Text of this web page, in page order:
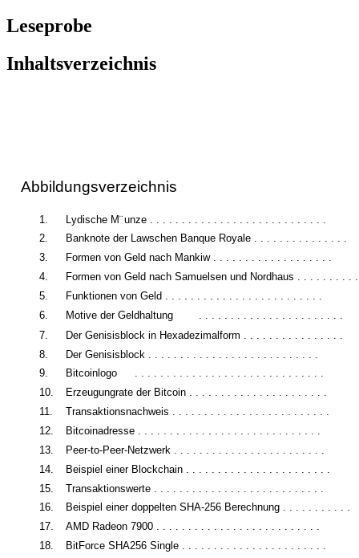
Leseprobe
Inhaltsverzeichnis
Abbildungsverzeichnis
1. Lydische M¨unze . . . . . . . . . . . . . . . . . . . . . . . . . . . .
2.
Banknote der Lawschen Banque Royale . . . . . . . . . . . . . . .
3.
Formen von Geld nach Mankiw . . . . . . . . . . . . . . . . . . .
4.
Formen von Geld nach Samuelsen und Nordhaus . . . . . . . . . .
5.
Funktionen von Geld . . . . . . . . . . . . . . . . . . . . . . . . .
6.
Motive der Geldhaltung
. . . . . . . . . . . . . . . . . . . . . . .
7.
Der Genisisblock in Hexadezimalform . . . . . . . . . . . . . . . .
8.
Der Genisisblock . . . . . . . . . . . . . . . . . . . . . . . . . . .
9.
Bitcoinlogo
10.
Erzeugungrate der Bitcoin . . . . . . . . . . . . . . . . . . . . . .
11.
Transaktionsnachweis . . . . . . . . . . . . . . . . . . . . . . . . .
12.
Bitcoinadresse . . . . . . . . . . . . . . . . . . . . . . . . . . . . .
13.
Peer-to-Peer-Netzwerk . . . . . . . . . . . . . . . . . . . . . . . .
14.
Beispiel einer Blockchain . . . . . . . . . . . . . . . . . . . . . . .
15.
Transaktionswerte . . . . . . . . . . . . . . . . . . . . . . . . . . .
16.
Beispiel einer doppelten SHA-256 Berechnung . . . . . . . . . . .
17.
AMD Radeon 7900 . . . . . . . . . . . . . . . . . . . . . . . . . .
18.
BitForce SHA256 Single . . . . . . . . . . . . . . . . . . . . . . .